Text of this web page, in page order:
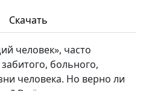
священнослужитель
Скачать
человек», часто
больного,
человека. Но верно ли